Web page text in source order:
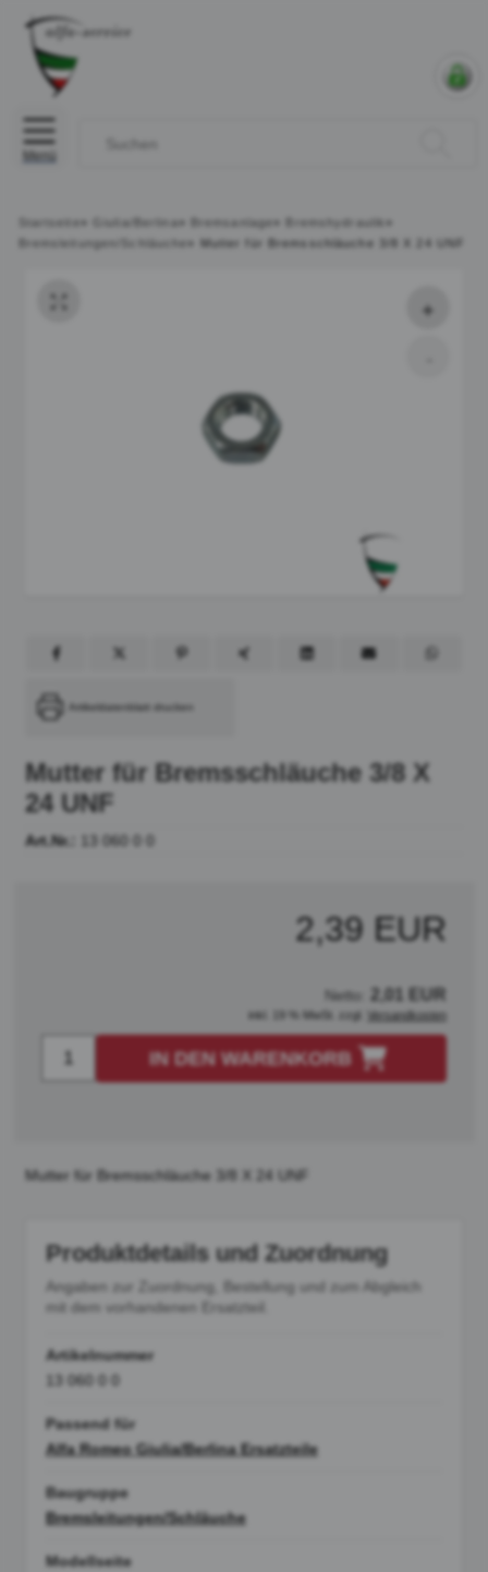
Menü
Startseite » Giulia/Berlina» Bremsanlage » Bremshydraulik »
Bremsleitungen/Schläuche » Mutter für Bremsschläuche 3/8 X 24 UNF
Artikeldatenblatt drucken
Mutter für Bremsschläuche 3/8 X
24 UNF
Art.Nr.: 13 060 0 0
2,39 EUR
Netto: 2,01 EUR
inkl. 19 % MwSt. zzgl. Versandkosten
IN DEN WARENKORB
Mutter für Bremsschläuche 3/8 X 24 UNF
Produktdetails und Zuordnung
Angaben zur Zuordnung, Bestellung und zum Abgleich
mit dem vorhandenen Ersatzteil.
Artikelnummer
13 060 0 0
Passend für
Alfa Romeo Giulia/Berlina Ersatzteile
Baugruppe
Bremsleitungen/Schläuche
Modellseite